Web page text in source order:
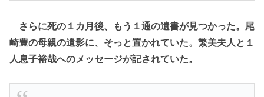
さらに死の１カ月後、もう１通の遺書が見つかった。尾
崎豊の母親の遺影に、そっと置かれていた。繁美夫人と１
人息子裕哉へのメッセージが記されていた。